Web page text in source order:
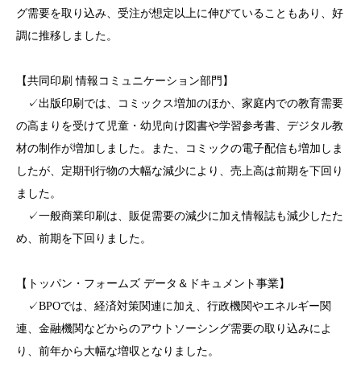
グ需要を取り込み、受注が想定以上に伸びていることもあり、好
調に推移しました。
【共同印刷 情報コミュニケーション部門】
✓出版印刷では、コミックス増加のほか、家庭内での教育需要
の高まりを受けて児童・幼児向け図書や学習参考書、デジタル教
材の制作が増加しました。また、コミックの電子配信も増加しま
したが、定期刊行物の大幅な減少により、売上高は前期を下回り
ました。
✓一般商業印刷は、販促需要の減少に加え情報誌も減少したた
め、前期を下回りました。
【トッパン・フォームズ データ＆ドキュメント事業】
✓BPOでは、経済対策関連に加え、行政機関やエネルギー関
連、金融機関などからのアウトソーシング需要の取り込みによ
り、前年から大幅な増収となりました。